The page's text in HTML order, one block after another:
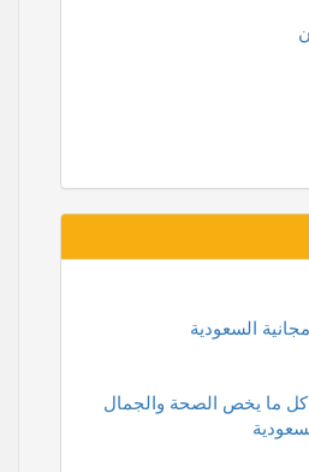
السعودية
ما يخص الصحة والجمال